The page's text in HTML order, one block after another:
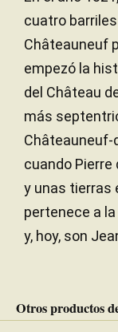
cuatro
Châteauneuf
empezó la
del Château
más
Châteauneuf-
cuando
y unas tierras
pertenece a
y, hoy, son
Otros productos